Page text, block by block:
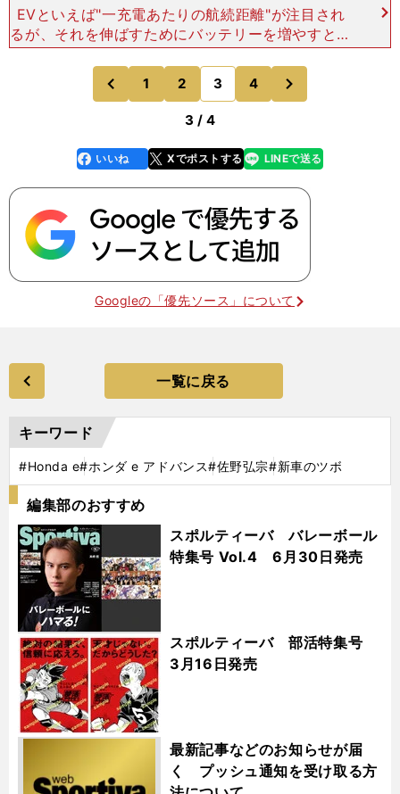
EVといえば"一充電あたりの航続距離"が注目され
るが、それを伸ばすためにバッテリーを増やすと、
みるみる大きく重くなるのがEVの宿命でもある。
しかし、ホンダ eは「街乗り専用セカンドカーに徹
してこそEV
前
のページへ
1 2 3 4
のページへ
3 / 4
faceboo
k
いいね Xでポストする
line LINEで送る
Googleの「優先ソース」について
一覧に戻る
キーワード
#Honda e#ホンダ e アドバンス#佐野弘宗#新車のツボ
編集部のおすすめ
スポルティーバ バレーボール
特集号 Vol.4 6月30日発売
スポルティーバ 部活特集号
3月16日発売
最新記事などのお知らせが届
く プッシュ通知を受け取る方